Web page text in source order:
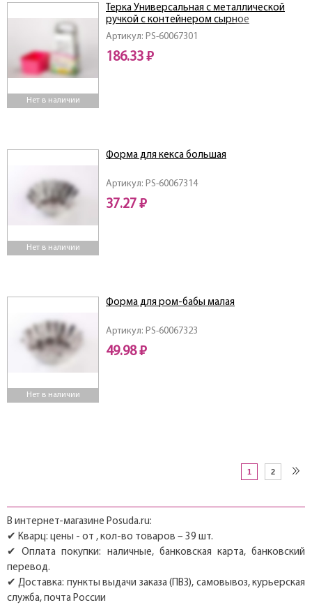
Нет в наличии
Артикул: PS-60067301
Терка Универсальная с металлической
ручкой с контейнером сырное
наполнение
186.33 ₽
Нет в наличии
Артикул: PS-60067314
Форма для кекса большая
37.27 ₽
Нет в наличии
Артикул: PS-60067323
Форма для ром-бабы малая
49.98 ₽
1 2
В интернет-магазине Posuda.ru:
✔ Кварц: цены - от , кол-во товаров – 39 шт.
✔ Оплата покупки: наличные, банковская карта, банковский
перевод.
✔ Доставка: пункты выдачи заказа (ПВЗ), самовывоз, курьерская
служба, почта России